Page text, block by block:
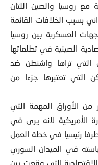
مع روسيا والصين اللتان
بسبب الخلافات القائمة
العسكرية بين روسيا
الصينية في تطلعاتها
التي تراها واشنطن ضد
التي تعتبرها جزءا من
من الأوراق المهمة التي
الأمريكية لانه يرى في
رئيسيا في خطة العمل
في الميدان السوري
الاقتصادية التي وقعت بين